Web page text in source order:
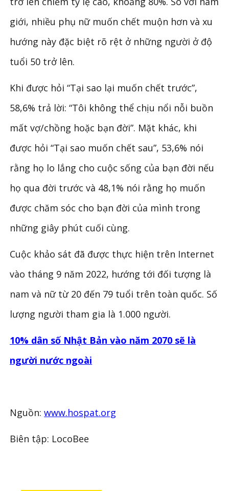
giới, nhiều phụ nữ muốn chết muộn hơn và xu
hướng này đặc biệt rõ rệt ở những người ở độ
tuổi 50 trở lên.
Khi được hỏi “Tại sao lại muốn chết trước”,
58,6% trả lời: “Tôi không thể chịu nổi nỗi buồn
mất vợ/chồng hoặc bạn đời”. Mặt khác, khi
được hỏi “Tại sao muốn chết sau”, 53,6% nói
rằng họ lo lắng cho cuộc sống của bạn đời nếu
họ qua đời trước và 48,1% nói rằng họ muốn
được chăm sóc cho bạn đời của mình trong
những giây phút cuối cùng.
Cuộc khảo sát đã được thực hiện trên Internet
vào tháng 9 năm 2022, hướng tới đối tượng là
nam và nữ từ 20 đến 79 tuổi trên toàn quốc. Số
lượng người tham gia là 1.000 người.
10% dân số Nhật Bản vào năm 2070 sẽ là
người nước ngoài
Nguồn:www.hospat.org
Biên tập: LocoBee